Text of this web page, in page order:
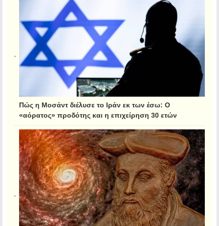
Πώς η Μοσάντ διέλυσε το Ιράν εκ των έσω: Ο
«αόρατος» προδότης και η επιχείρηση 30 ετών